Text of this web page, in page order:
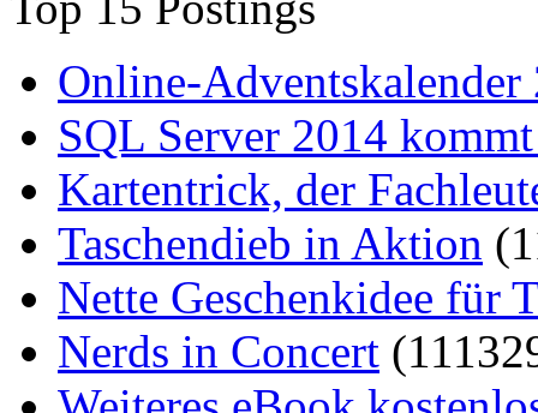
Online-Adventskalender
SQL Server 2014
Kartentrick, der
Taschendieb in Aktion
Nette Geschenkidee für
Nerds in Concert